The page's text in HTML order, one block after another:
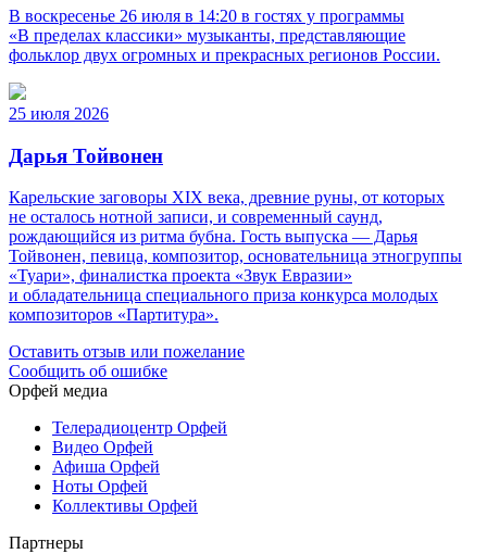
В воскресенье 26 июля в 14:20 в гостях у программы
«В пределах классики» музыканты, представляющие
фольклор двух огромных и прекрасных регионов России.
25 июля 2026
Дарья Тойвонен
Карельские заговоры XIX века, древние руны, от которых
не осталось нотной записи, и современный саунд,
рождающийся из ритма бубна. Гость выпуска — Дарья
Тойвонен, певица, композитор, основательница этногруппы
«Туари», финалистка проекта «Звук Евразии»
и обладательница специального приза конкурса молодых
композиторов «Партитура».
Оставить отзыв или пожелание
Сообщить об ошибке
Орфей медиа
Телерадиоцентр Орфей
Видео Орфей
Афиша Орфей
Ноты Орфей
Коллективы Орфей
Партнеры